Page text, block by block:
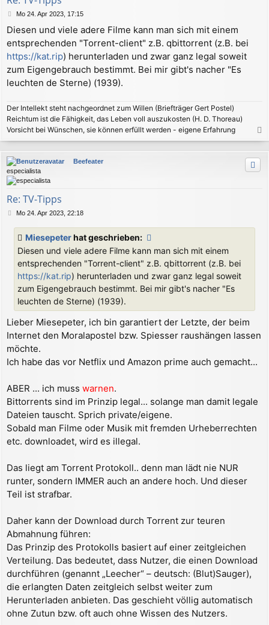
B
i
t
a
g
Mo 24. Apr 2023, 17:15
Diesen und viele adere Filme kann man sich mit einem
entsprechenden "Torrent-client" z.B. qbittorrent (z.B. bei
https://kat.rip) herunterladen und zwar ganz legal soweit
zum Eigengebrauch bestimmt. Bei mir gibt's nacher "Es
leuchten de Sterne) (1939).
Der Intellekt steht nachgeordnet zum Willen (Briefträger Gert Postel)
Reichtum ist die Fähigkeit, das Leben voll auszukosten (H. D. Thoreau)
Vorsicht bei Wünschen, sie können erfüllt werden - eigene Erfahrung
a
c
Beefeater
especialista
Re: TV-Tipps
BMo 24. Apr 2023, 22:18
Miesepeterhat geschrieben:
Diesen und viele adere Filme kann man sich mit einem
entsprechenden "Torrent-client" z.B. qbittorrent (z.B. bei
https://kat.rip) herunterladen und zwar ganz legal soweit
zum Eigengebrauch bestimmt. Bei mir gibt's nacher "Es
leuchten de Sterne) (1939).
Lieber Miesepeter, ich bin garantiert der Letzte, der beim
Internet den Moralapostel bzw. Spiesser raushängen lassen
möchte.
Ich habe das vor Netflix und Amazon prime auch gemacht...
ABER ... ich muss warnen.
Bittorrents sind im Prinzip legal... solange man damit legale
Dateien tauscht. Sprich private/eigene.
Sobald man Filme oder Musik mit fremden Urheberrechten
etc. downloadet, wird es illegal.
Das liegt am Torrent Protokoll.. denn man lädt nie NUR
runter, sondern IMMER auch an andere hoch. Und dieser
Teil ist strafbar.
Daher kann der Download durch Torrent zur teuren
Abmahnung führen:
Das Prinzip des Protokolls basiert auf einer zeitgleichen
Verteilung. Das bedeutet, dass Nutzer, die einen Download
durchführen (genannt „Leecher“ – deutsch: (Blut)Sauger),
die erlangten Daten zeitgleich selbst weiter zum
Herunterladen anbieten. Das geschieht völlig automatisch
ohne Zutun bzw. oft auch ohne Wissen des Nutzers.